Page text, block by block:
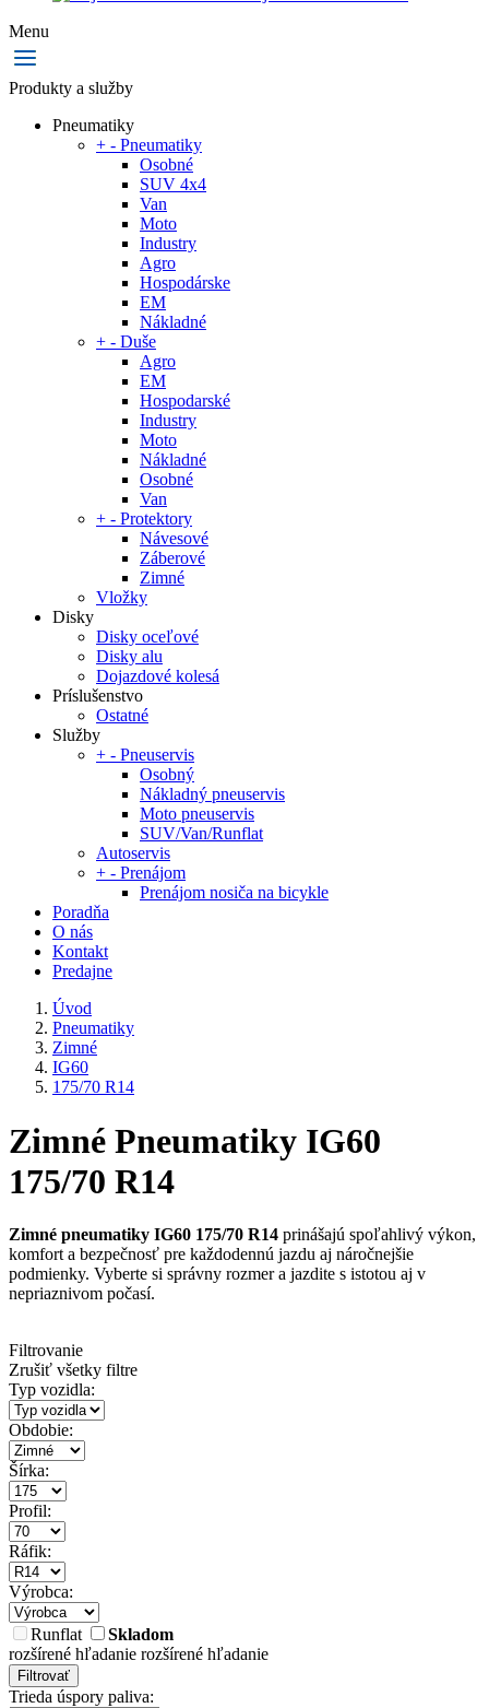
Menu
Produkty a služby
Pneumatiky
+ - Pneumatiky
Osobné
SUV 4x4
Van
Moto
Industry
Agro
Hospodárske
EM
Nákladné
+ - Duše
Agro
EM
Hospodarské
Industry
Moto
Nákladné
Osobné
Van
+ - Protektory
Návesové
Záberové
Zimné
Vložky
Disky
Disky oceľové
Disky alu
Dojazdové kolesá
Príslušenstvo
Ostatné
Služby
+ - Pneuservis
Osobný
Nákladný pneuservis
Moto pneuservis
SUV/Van/Runflat
Autoservis
+ - Prenájom
Prenájom nosiča na bicykle
Poradňa
O nás
Kontakt
Predajne
Úvod
Pneumatiky
Zimné
IG60
175/70 R14
Zimné Pneumatiky IG60
175/70 R14
Zimné pneumatiky IG60 175/70 R14 prinášajú spoľahlivý výkon,
komfort a bezpečnosť pre každodennú jazdu aj náročnejšie
podmienky. Vyberte si správny rozmer a jazdite s istotou aj v
nepriaznivom počasí.
Filtrovanie
Zrušiť všetky filtre
Typ vozidla:
Obdobie:
Šírka:
Profil:
Ráfik:
Výrobca:
Runflat
Skladom
rozšírené hľadanie rozšírené hľadanie
Filtrovať
Trieda úspory paliva: